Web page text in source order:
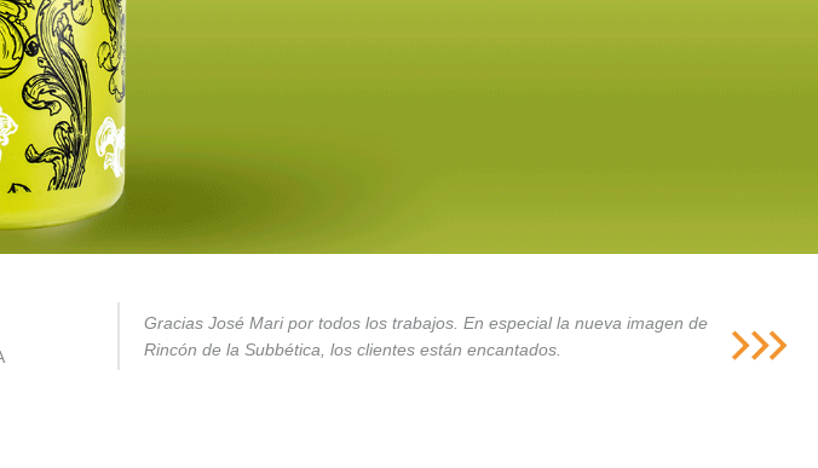
Gracias José Mari por todos los trabajos. En especial la nueva imagen de
Rincón de la Subbética, los clientes están encantados.